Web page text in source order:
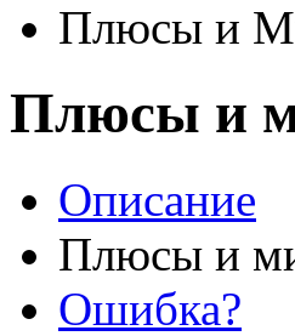
Плюсы и
Плюсы и
Описание
Плюсы и
Ошибка?